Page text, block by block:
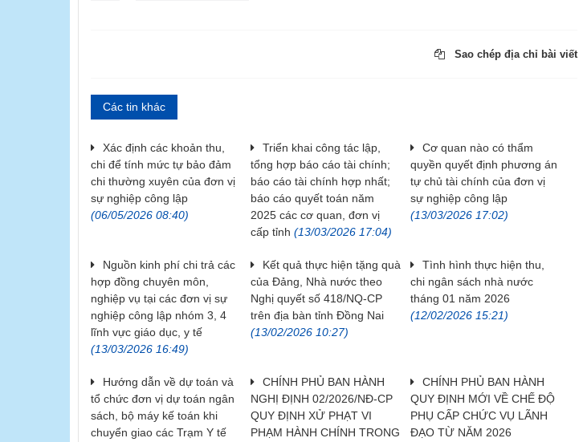
Sao chép địa chỉ bài viết
Các tin khác
Xác định các khoản thu,
chi để tính mức tự bảo đảm
chi thường xuyên của đơn vị
sự nghiệp công lập
(06/05/2026 08:40)
Triển khai công tác lập,
tổng hợp báo cáo tài chính;
báo cáo tài chính hợp nhất;
báo cáo quyết toán năm
2025 các cơ quan, đơn vị
cấp tỉnh (13/03/2026 17:04)
Cơ quan nào có thẩm
quyền quyết định phương án
tự chủ tài chính của đơn vị
sự nghiệp công lập
(13/03/2026 17:02)
Nguồn kinh phí chi trả các
hợp đồng chuyên môn,
nghiệp vụ tại các đơn vị sự
nghiệp công lập nhóm 3, 4
lĩnh vực giáo dục, y tế
(13/03/2026 16:49)
Kết quả thực hiện tặng quà
của Đảng, Nhà nước theo
Nghị quyết số 418/NQ-CP
trên địa bàn tỉnh Đồng Nai
(13/02/2026 10:27)
Tình hình thực hiện thu,
chi ngân sách nhà nước
tháng 01 năm 2026
(12/02/2026 15:21)
Hướng dẫn về dự toán và
tổ chức đơn vị dự toán ngân
sách, bộ máy kế toán khi
chuyển giao các Trạm Y tế
CHÍNH PHỦ BAN HÀNH
NGHỊ ĐỊNH 02/2026/NĐ-CP
QUY ĐỊNH XỬ PHẠT VI
PHẠM HÀNH CHÍNH TRONG
CHÍNH PHỦ BAN HÀNH
QUY ĐỊNH MỚI VỀ CHẾ ĐỘ
PHỤ CẤP CHỨC VỤ LÃNH
ĐẠO TỪ NĂM 2026